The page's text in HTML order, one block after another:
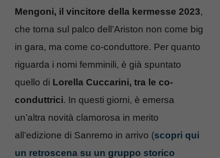
Mengoni, il vincitore della kermesse 2023,
che torna sul palco dell’Ariston non come big
in gara, ma come co-conduttore. Per quanto
riguarda i nomi femminili, è già spuntato
quello di Lorella Cuccarini, tra le co-
conduttrici. In questi giorni, è emersa
un’altra novità clamorosa in merito
all’edizione di Sanremo in arrivo (scopri qui
un retroscena su un gruppo storico